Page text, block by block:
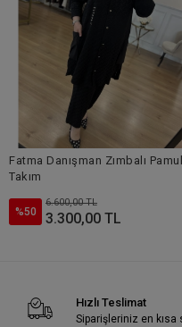
Fatma Danışman Zımbalı
Takım
%50
6.600,00 TL
3.300,00 TL
Hızlı Teslimat
Siparişleriniz en kısa